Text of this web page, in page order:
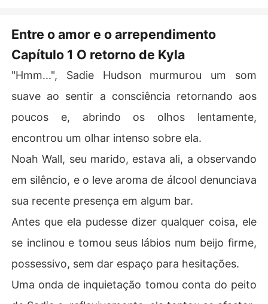
sar de novo, Noah apareceu, caindo de joelhos. "Tendo
uma criança nossa, como você pode se casar com outr
Entre o amor e o arrependimento
Capítulo 1 O retorno de Kyla
"Hmm...", Sadie Hudson murmurou um som
suave ao sentir a consciência retornando aos
poucos e, abrindo os olhos lentamente,
encontrou um olhar intenso sobre ela.
Noah Wall, seu marido, estava ali, a observando
em silêncio, e o leve aroma de álcool denunciava
sua recente presença em algum bar.
Antes que ela pudesse dizer qualquer coisa, ele
se inclinou e tomou seus lábios num beijo firme,
possessivo, sem dar espaço para hesitações.
Uma onda de inquietação tomou conta do peito